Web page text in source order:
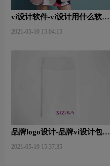
vi设计软件-vi设计用什么软件
2021-05-10 15:04:15
品牌logo设计-品牌vi设计包括
2021-05-10 15:37:35